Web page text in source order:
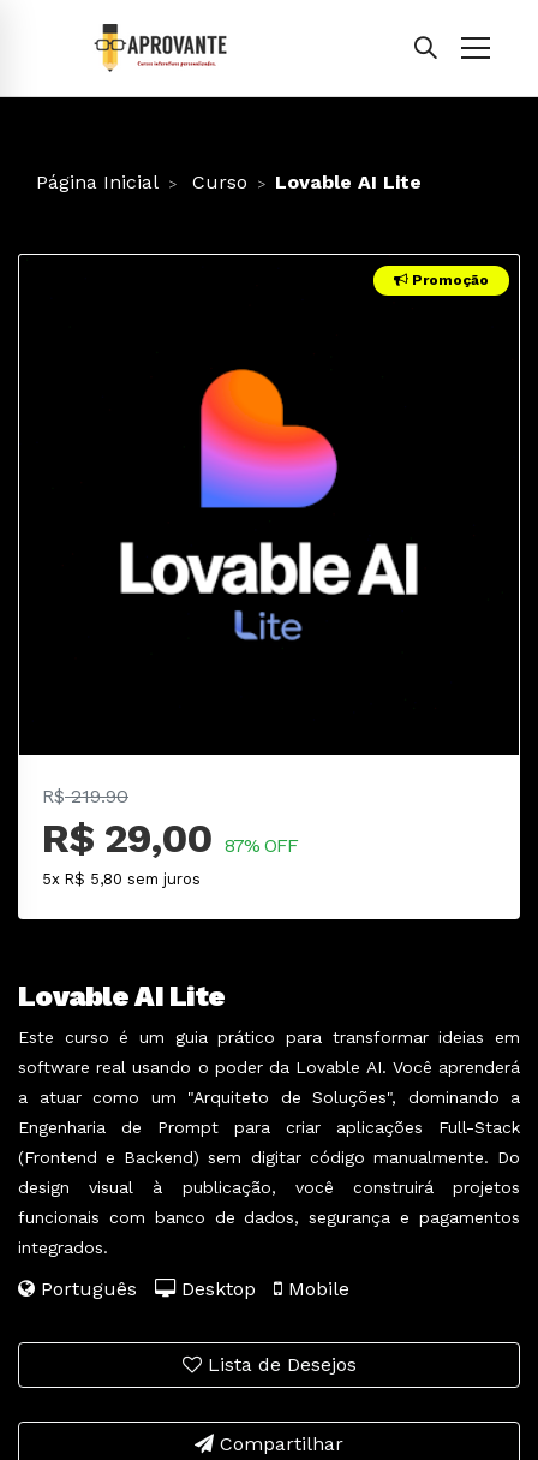
Página Inicial Curso Lovable AI Lite
Promoção
R$219.90
R$ 29,00 87% OFF
5x R$ 5,80 sem juros
Lovable AI Lite
Este curso é um guia prático para transformar ideias em
software real usando o poder da Lovable AI. Você aprenderá
a atuar como um "Arquiteto de Soluções", dominando a
Engenharia de Prompt para criar aplicações Full-Stack
(Frontend e Backend) sem digitar código manualmente. Do
design visual à publicação, você construirá projetos
funcionais com banco de dados, segurança e pagamentos
integrados.
Português Desktop Mobile
Lista de Desejos
Compartilhar